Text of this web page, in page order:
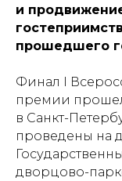
и
прошедшего
Финал I
премии
в Санкт-
проведены на
дворцово-